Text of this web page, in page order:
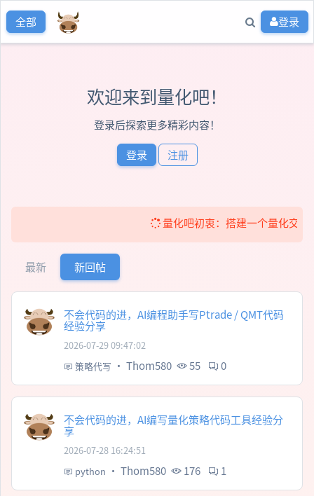
全部 登录
欢迎来到量化吧！
登录后探索更多精彩内容！
登录 注册
量化吧初衷：搭建一个量化交流社
最新 新回帖
不会代码的进，AI编程助手写Ptrade / QMT代码
经验分享
2026-07-29 09:47:02
策略代写 · Thom580 55 0
不会代码的进，AI编写量化策略代码工具经验分
享
2026-07-28 16:24:51
python · Thom580 176 1